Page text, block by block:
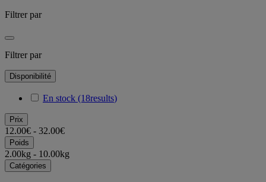
Filtrer par
Filtrer par
Disponibilité
En stock (18results)
Prix
12.00€ - 32.00€
Poids
2.00kg - 10.00kg
Catégories